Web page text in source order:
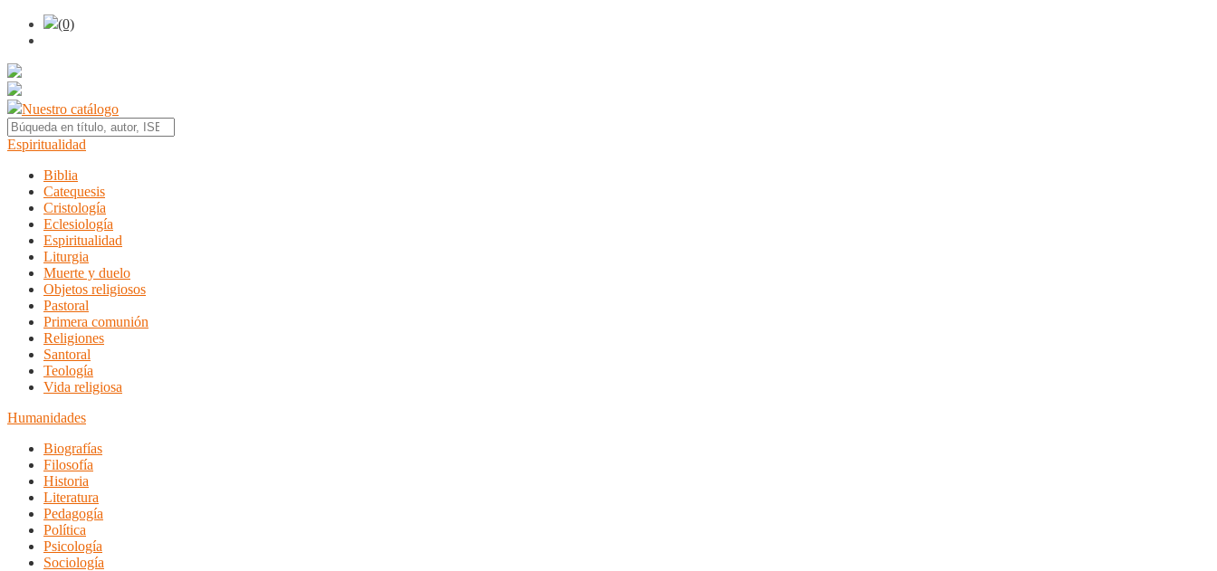
(0)
Nuestro catálogo
Espiritualidad
Biblia
Catequesis
Cristología
Eclesiología
Espiritualidad
Liturgia
Muerte y duelo
Objetos religiosos
Pastoral
Primera comunión
Religiones
Santoral
Teología
Vida religiosa
Humanidades
Biografías
Filosofía
Historia
Literatura
Pedagogía
Política
Psicología
Sociología